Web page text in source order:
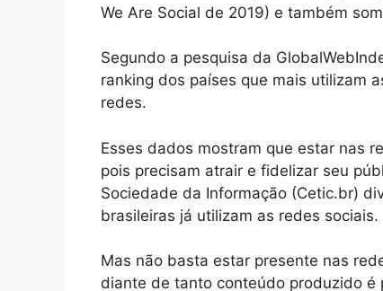
We Are Social de 2019) e também
Segundo a pesquisa da
ranking dos países que mais utilizam
redes.
Esses dados mostram que estar nas
pois precisam atrair e fidelizar seu
Sociedade da Informação (Cetic.br)
brasileiras já utilizam as redes sociais.
Mas não basta estar presente nas
diante de tanto conteúdo produzido é